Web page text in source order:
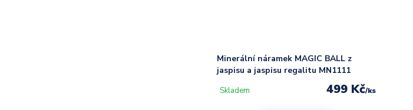
Minerální náramek MAGIC BALL z
jaspisu a jaspisu regalitu MN1111
499 Kč/ks
Skladem